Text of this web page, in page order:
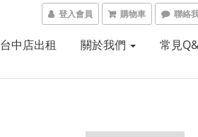
登入會員 購物車 聯絡
台中店出租 關於我們 常見